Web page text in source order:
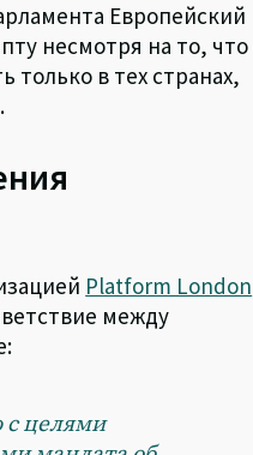
Европейский
несмотря на то, что
только в тех странах,
Platform London
между
с целями